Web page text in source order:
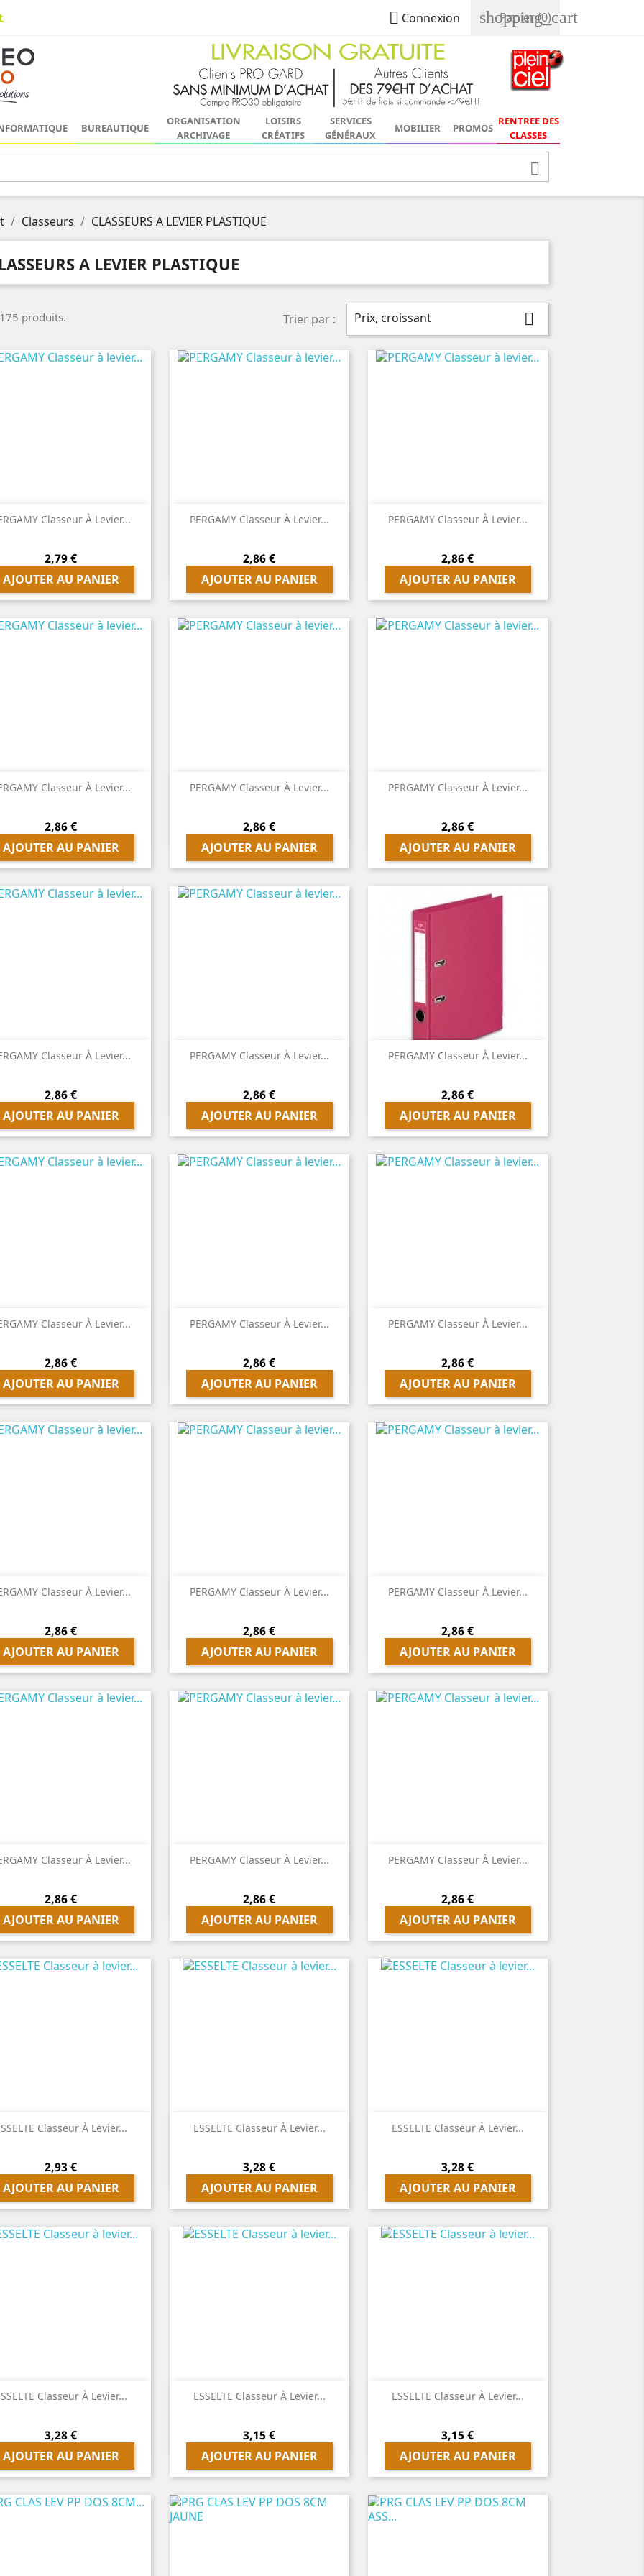
 Connexion shopping_cart
Panier(0)
BUREAUTIQUE
ORGANISATION
ARCHIVAGE
LOISIRS
CRÉATIFS
SERVICES
GÉNÉRAUX
MOBILIER PROMOS
RENTREE DES
CLASSES

Classeurs CLASSEURS A LEVIER PLASTIQUE
A LEVIER PLASTIQUE
produits. Trier par : Prix, croissant 
Classeur À Levier...
Prix
2,79 €
AJOUTER AU PANIER
 Aperçu rapide PERGAMY Classeur À Levier...
Prix
2,86 €
AJOUTER AU PANIER
 Aperçu rapide PERGAMY Classeur À Levier...
Prix
2,86 €
AJOUTER AU PANIER
 Aperçu rapide
Classeur À Levier...
Prix
2,86 €
AJOUTER AU PANIER
 Aperçu rapide PERGAMY Classeur À Levier...
Prix
2,86 €
AJOUTER AU PANIER
 Aperçu rapide PERGAMY Classeur À Levier...
Prix
2,86 €
AJOUTER AU PANIER
 Aperçu rapide
Classeur À Levier...
Prix
2,86 €
AJOUTER AU PANIER
 Aperçu rapide PERGAMY Classeur À Levier...
Prix
2,86 €
AJOUTER AU PANIER
 Aperçu rapide PERGAMY Classeur À Levier...
Prix
2,86 €
AJOUTER AU PANIER
 Aperçu rapide
Classeur À Levier...
Prix
2,86 €
AJOUTER AU PANIER
 Aperçu rapide PERGAMY Classeur À Levier...
Prix
2,86 €
AJOUTER AU PANIER
 Aperçu rapide PERGAMY Classeur À Levier...
Prix
2,86 €
AJOUTER AU PANIER
 Aperçu rapide
Classeur À Levier...
Prix
2,86 €
AJOUTER AU PANIER
 Aperçu rapide PERGAMY Classeur À Levier...
Prix
2,86 €
AJOUTER AU PANIER
 Aperçu rapide PERGAMY Classeur À Levier...
Prix
2,86 €
AJOUTER AU PANIER
 Aperçu rapide
Classeur À Levier...
Prix
2,86 €
AJOUTER AU PANIER
 Aperçu rapide PERGAMY Classeur À Levier...
Prix
2,86 €
AJOUTER AU PANIER
 Aperçu rapide PERGAMY Classeur À Levier...
Prix
2,86 €
AJOUTER AU PANIER
 Aperçu rapide
Classeur À Levier...
Prix
2,93 €
AJOUTER AU PANIER
 Aperçu rapide ESSELTE Classeur À Levier...
Prix
3,28 €
AJOUTER AU PANIER
 Aperçu rapide ESSELTE Classeur À Levier...
Prix
3,28 €
AJOUTER AU PANIER
 Aperçu rapide
Classeur À Levier...
Prix
3,28 €
AJOUTER AU PANIER
 Aperçu rapide ESSELTE Classeur À Levier...
Prix
3,15 €
AJOUTER AU PANIER
 Aperçu rapide ESSELTE Classeur À Levier...
Prix
3,15 €
AJOUTER AU PANIER
 Aperçu rapide